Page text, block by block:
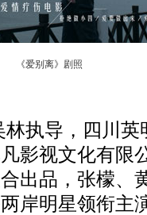
《爱别离》剧照
执导，四川英
影视文化有限
出品，张檬、
岸明星领衔主